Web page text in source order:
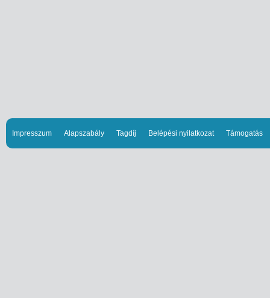
Impresszum Alapszabály Tagdíj Belépési nyilatkozat Támogatás